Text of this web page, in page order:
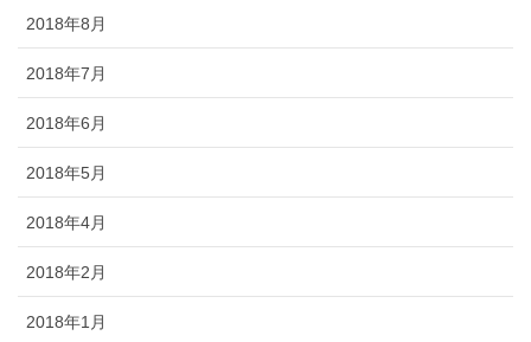
2018年8月
2018年7月
2018年6月
2018年5月
2018年4月
2018年2月
2018年1月